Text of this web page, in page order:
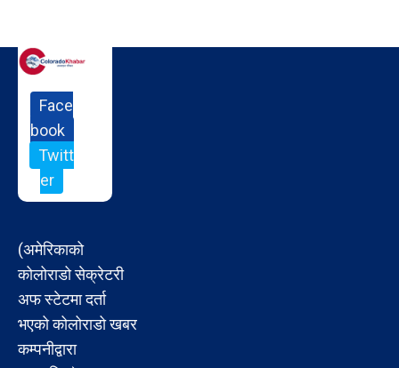
Face
book
Twitt
er
(अमेरिकाको
कोलोराडो सेक्रेटरी
अफ स्टेटमा दर्ता
भएको कोलोराडो खबर
कम्पनीद्वारा